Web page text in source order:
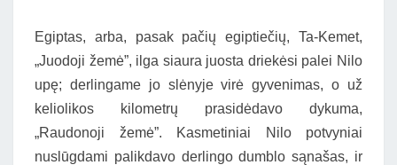
Egiptas, arba, pasak pačių egiptiečių, Ta-Kemet,
„Juodoji žemė”, ilga siaura juosta driekėsi palei Nilo
upę; derlingame jo slėnyje virė gyvenimas, o už
keliolikos kilometrų prasidėdavo dykuma,
„Raudonoji žemė”. Kasmetiniai Nilo potvyniai
nuslūgdami palikdavo derlingo dumblo sąnašas, ir